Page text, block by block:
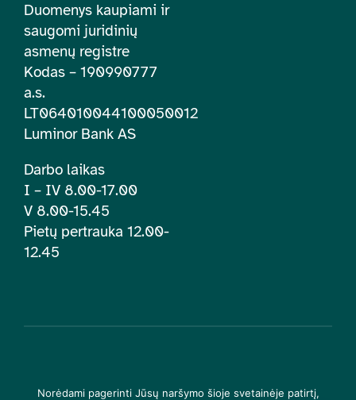
Duomenys kaupiami ir
saugomi juridinių
asmenų registre
Kodas – 190990777
a.s.
LT064010044100050012
Luminor Bank AS
Darbo laikas
I – IV 8.00-17.00
V 8.00-15.45
Pietų pertrauka 12.00-
12.45
Norėdami pagerinti Jūsų naršymo šioje svetainėje patirtį,